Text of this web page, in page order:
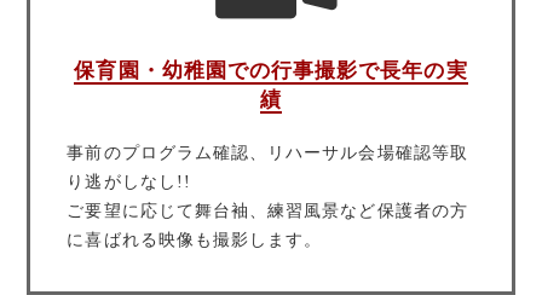
保育園・幼稚園での行事撮影で長年の実
績
事前のプログラム確認、リハーサル会場確認等取
り逃がしなし!!
ご要望に応じて舞台袖、練習風景など保護者の方
に喜ばれる映像も撮影します。